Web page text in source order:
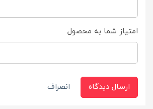
امتیاز شما به محصول
ارسال دیدگاه انصراف